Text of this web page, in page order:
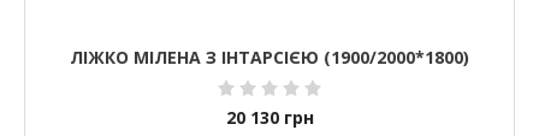
ЛІЖКО МІЛЕНА З ІНТАРСІЄЮ (1900/2000*1800)
20 130 грн